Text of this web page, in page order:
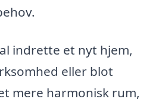
indrette et nyt hjem,
eller blot
mere harmonisk rum,